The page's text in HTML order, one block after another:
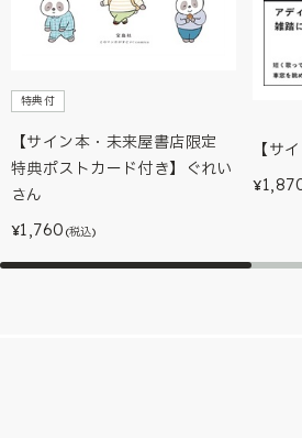
特典付
【サイン本・未来屋書店限定
特典ポストカード付き】ぐれい
さん
¥1,760 (税込)
【サ
¥